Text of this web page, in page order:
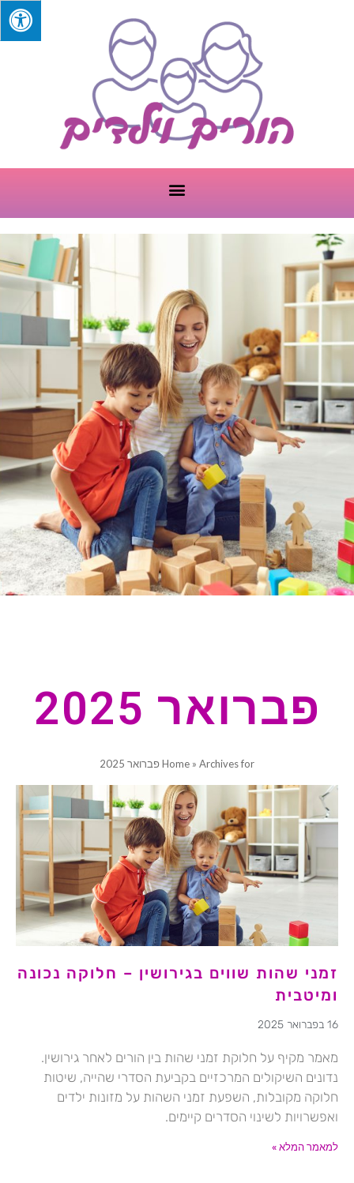
פברואר 2025
Home » Archives for פברואר 2025
זמני שהות שווים בגירושין – חלוקה נכונה
ומיטבית
16 בפברואר 2025
מאמר מקיף על חלוקת זמני שהות בין הורים לאחר גירושין.
נדונים השיקולים המרכזיים בקביעת הסדרי שהייה, שיטות
חלוקה מקובלות, השפעת זמני השהות על מזונות ילדים
ואפשרויות לשינוי הסדרים קיימים.
למאמר המלא »